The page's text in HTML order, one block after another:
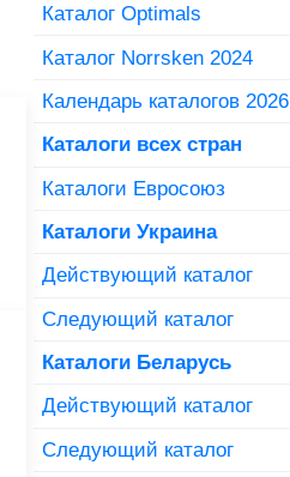
Каталог Optimals
Каталог Norrsken 2024
Календарь каталогов 2026
Каталоги всех стран
Каталоги Евросоюз
Каталоги Украина
Действующий каталог
Следующий каталог
Каталоги Беларусь
Действующий каталог
Следующий каталог